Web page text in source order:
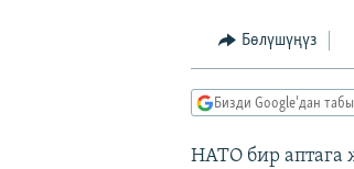
Бөлүшүңүз
Бизди Google'дан
НАТО бир аптага